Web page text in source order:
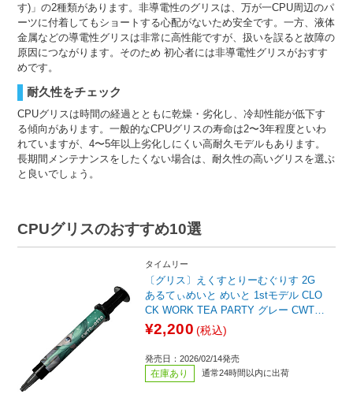
す)」の2種類があります。非導電性のグリスは、万が一CPU周辺のパ
ーツに付着してもショートする心配がないため安全です。一方、液体
金属などの導電性グリスは非常に高性能ですが、扱いを誤ると故障の
原因につながります。そのため 初心者には非導電性グリスがおすす
めです。
耐久性をチェック
CPUグリスは時間の経過とともに乾燥・劣化し、冷却性能が低下す
る傾向があります。一般的なCPUグリスの寿命は2〜3年程度といわ
れていますが、4〜5年以上劣化しにくい高耐久モデルもあります。
長期間メンテナンスをしたくない場合は、耐久性の高いグリスを選ぶ
と良いでしょう。
CPUグリスのおすすめ10選
タイムリー
〔グリス〕えくすとりーむぐりす 2G
あるてぃめいと めいと 1stモデル CLO
CK WORK TEA PARTY グレー CWTP-
EG2GUM-L
¥2,200 (税込)
発売日：2026/02/14発売
在庫あり 通常24時間以内に出荷